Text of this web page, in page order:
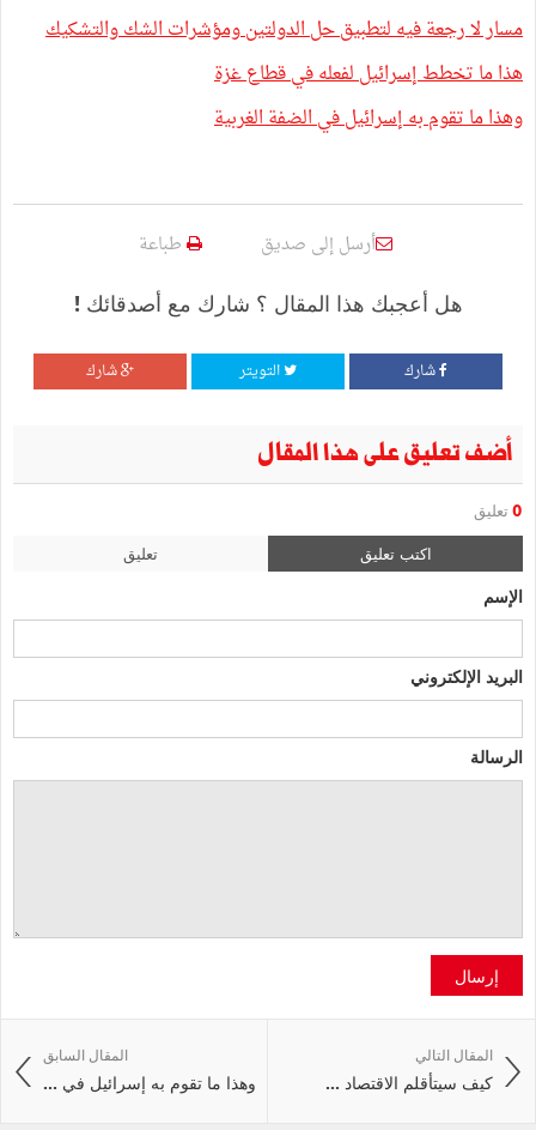
مسار لا رجعة فيه لتطبيق حل الدولتين ومؤشرات الشك والتشكيك
هذا ما تخطط إسرائيل لفعله في قطاع غزة
وهذا ما تقوم به إسرائيل في الضفة الغربية
أرسل إلى صديق طباعة
هل أعجبك هذا المقال ؟ شارك مع أصدقائك !
شارك التويتر شارك
أضف تعليق على هذا المقال
0 تعليق
اكتب تعليق تعليق
الإسم
البريد الإلكتروني
الرسالة
إرسال
المقال السابق
وهذا ما تقوم به إسرائيل في ...
المقال التالي
كيف سيتأقلم الاقتصاد ...